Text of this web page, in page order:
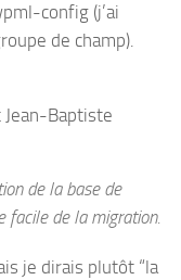
config (j’ai
de champ).
Jean-Baptiste
de la base de
facile de la migration.
je dirais plutôt “la